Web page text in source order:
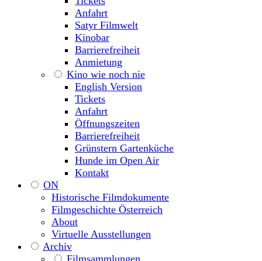
Anfahrt
Satyr Filmwelt
Kinobar
Barrierefreiheit
Anmietung
Kino wie noch nie
English Version
Tickets
Anfahrt
Öffnungszeiten
Barrierefreiheit
Grünstern Gartenküche
Hunde im Open Air
Kontakt
ON
Historische Filmdokumente
Filmgeschichte Österreich
About
Virtuelle Ausstellungen
Archiv
Filmsammlungen